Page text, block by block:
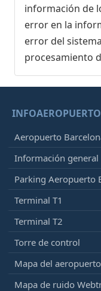
información de
error en la
error del
procesamiento
INFOAEROPUERTO
Aeropuerto
Información general
Parking Aeropuerto
Terminal T1
Terminal T2
Torre de control
Mapa del aeropuerto
Mapa de ruido